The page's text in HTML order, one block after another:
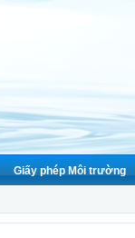
Giấy phép Môi trường